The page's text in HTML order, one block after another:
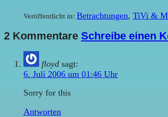
Veröffentlicht in: Betrachtungen, TiVi &
2 Kommentare Schreibe einen
floyd sagt:
6. Juli 2006 um 01:46 Uhr
Sorry for this
Antworten